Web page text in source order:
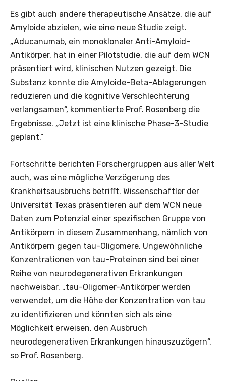
Es gibt auch andere therapeutische Ansätze, die auf
Amyloide abzielen, wie eine neue Studie zeigt.
„Aducanumab, ein monoklonaler Anti-Amyloid-
Antikörper, hat in einer Pilotstudie, die auf dem WCN
präsentiert wird, klinischen Nutzen gezeigt. Die
Substanz konnte die Amyloide-Beta-Ablagerungen
reduzieren und die kognitive Verschlechterung
verlangsamen“, kommentierte Prof. Rosenberg die
Ergebnisse. „Jetzt ist eine klinische Phase-3-Studie
geplant.“
Fortschritte berichten Forschergruppen aus aller Welt
auch, was eine mögliche Verzögerung des
Krankheitsausbruchs betrifft. Wissenschaftler der
Universität Texas präsentieren auf dem WCN neue
Daten zum Potenzial einer spezifischen Gruppe von
Antikörpern in diesem Zusammenhang, nämlich von
Antikörpern gegen tau-Oligomere. Ungewöhnliche
Konzentrationen von tau-Proteinen sind bei einer
Reihe von neurodegenerativen Erkrankungen
nachweisbar. „tau-Oligomer-Antikörper werden
verwendet, um die Höhe der Konzentration von tau
zu identifizieren und könnten sich als eine
Möglichkeit erweisen, den Ausbruch
neurodegenerativen Erkrankungen hinauszuzögern“,
so Prof. Rosenberg.